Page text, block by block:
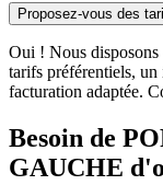
Proposez-vous des
Oui ! Nous disposons
tarifs préférentiels, un
facturation adaptée.
Besoin de
GAUCHE